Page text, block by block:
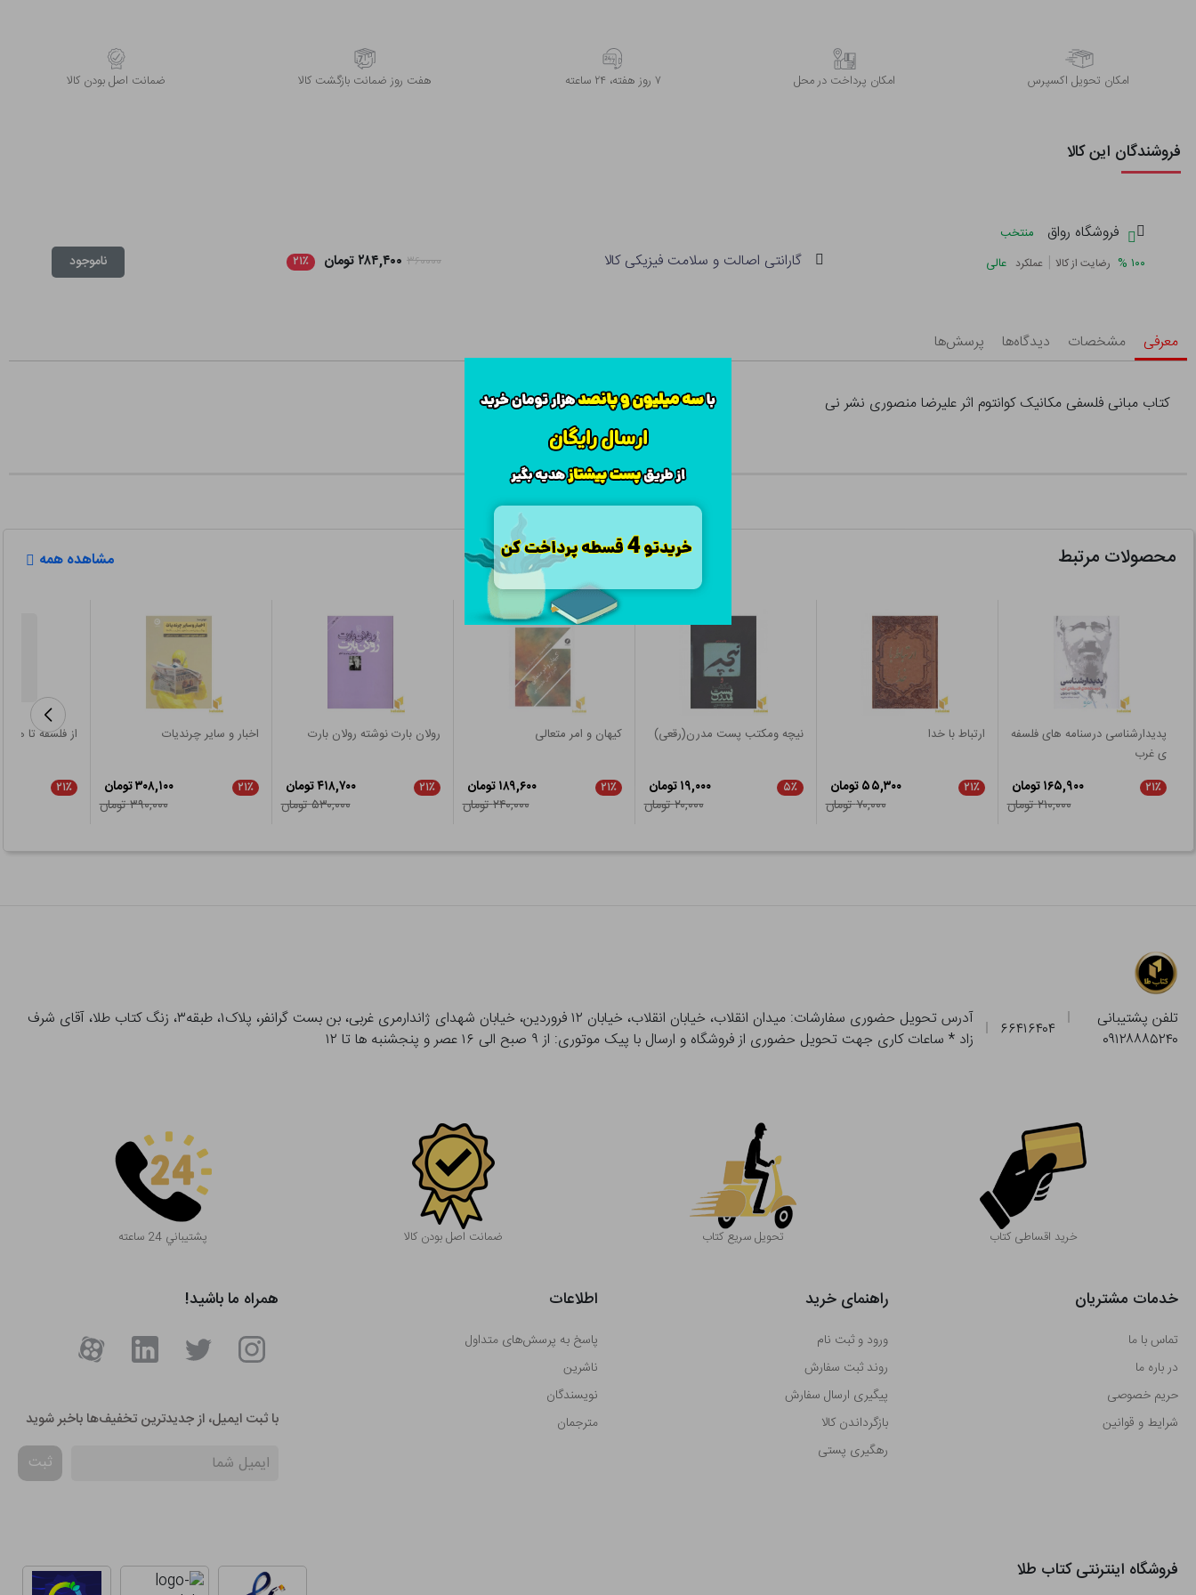
اﻣﮑﺎن ﺗﺤﻮﯾﻞ اﮐﺴﭙﺮس امکان پرداخت در محل ۷ روز ﻫﻔﺘﻪ، ۲۴ ﺳﺎﻋﺘﻪ هفت روز ضمانت بازگشت کالا ﺿﻤﺎﻧﺖ اﺻﻞ ﺑﻮدن ﮐﺎﻟﺎ
فروشندگان این کالا
فروشگاه رواق
منتخب
۱۰۰ % رضایت از کالا | عملکرد عالی گارانتی اصالت و سلامت فیزیکی کالا ۳۶۰۰۰۰ ۲۸۴,۴۰۰ تومان ۲۱٪ ناموجود
معرفی مشخصات دیدگاه‌ها پرسش‌ها
کتاب مبانی فلسفی مکانیک کوانتوم اثر علیرضا منصوری نشر نی
محصولات مرتبط مشاهده همه
پدیدارشناسی درسنامه های فلسفه
ی غرب
۲۱٪
۱۶۵,۹۰۰ تومان
۲۱۰,۰۰۰ تومان
ارتباط با خدا
۲۱٪
۵۵,۳۰۰ تومان
۷۰,۰۰۰ تومان
نیچه ومکتب پست مدرن(رقعی)
۵٪
۱۹,۰۰۰ تومان
۲۰,۰۰۰ تومان
کیهان و امر متعالی
۲۱٪
۱۸۹,۶۰۰ تومان
۲۴۰,۰۰۰ تومان
رولان بارت نوشته رولان بارت
۲۱٪
۴۱۸,۷۰۰ تومان
۵۳۰,۰۰۰ تومان
اخبار و سایر چرندیات
۲۱٪
۳۰۸,۱۰۰ تومان
۳۹۰,۰۰۰ تومان
از فلسفه تا هنر
۲۱٪
تلفن پشتیبانی
۰۹۱۲۸۸۸۵۲۴۰
۶۶۴۱۶۴۰۴
آدرس تحویل حضوری سفارشات: میدان انقلاب، خیابان انقلاب، خیابان ۱۲ فروردین، خیابان شهدای ژاندارمری غربی، بن بست گرانفر، پلاک۱، طبقه۳، زنگ کتاب طلا، آقای شرف
زاد * ساعات کاری جهت تحویل حضوری از فروشگاه و ارسال با پیک موتوری: از ۹ صبح الی ۱۶ عصر و پنجشنبه ها تا ۱۲
خرید اقساطی کتاب تحویل سریع کتاب
بصورت حضوری از آدرس تحویل حضوری سفارش خود را بدون هیچ هزینه ای تحویل بگیرید.
ضمانت اصل بودن کالا پشتيباني 24 ساعته
خدمات مشتریان
تماس با ما
در باره ما
حریم خصوصی
شرایط و قوانین
راهنمای خرید
ورود و ثبت نام
روند ثبت سفارش
پیگیری ارسال سفارش
بازگرداندن کالا
رهگیری پستی
اطلاعات
پاسخ به پرسش‌های متداول
ناشرین
نویسندگان
مترجمان
همراه ما باشید!
با ثبت ایمیل، از جدید‌ترین تخفیف‌ها با‌خبر شوید
ثبت
فروشگاه اینترنتی کتاب طلا